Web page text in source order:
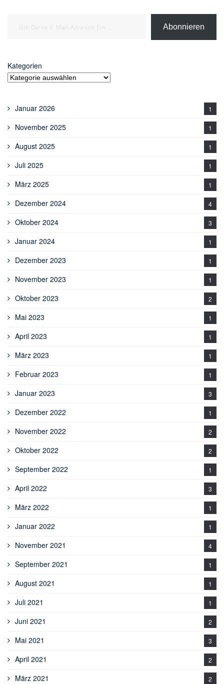
Abonnieren
Kategorien
Januar 2026 1
November 2025 1
August 2025 1
Juli 2025 1
März 2025 1
Dezember 2024 4
Oktober 2024 3
Januar 2024 1
Dezember 2023 1
November 2023 1
Oktober 2023 2
Mai 2023 1
April 2023 1
März 2023 1
Februar 2023 1
Januar 2023 3
Dezember 2022 1
November 2022 2
Oktober 2022 2
September 2022 1
April 2022 3
März 2022 1
Januar 2022 1
November 2021 4
September 2021 1
August 2021 1
Juli 2021 1
Juni 2021 2
Mai 2021 3
April 2021 2
März 2021 2